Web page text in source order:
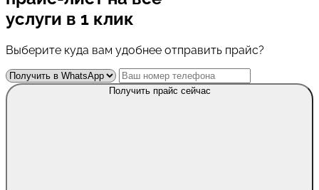
услуги в 1 клик
Выберите куда вам удобнее отправить прайс?
Получить прайс сейчас